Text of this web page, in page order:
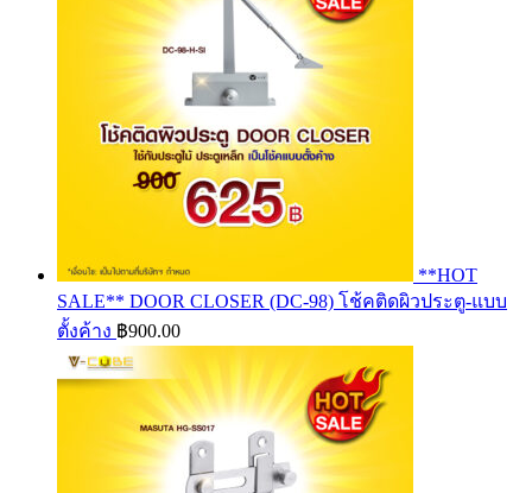
**HOT
SALE** DOOR CLOSER (DC-98) โช้คติดผิวประตู-แบบ
ตั้งค้าง ฿900.00